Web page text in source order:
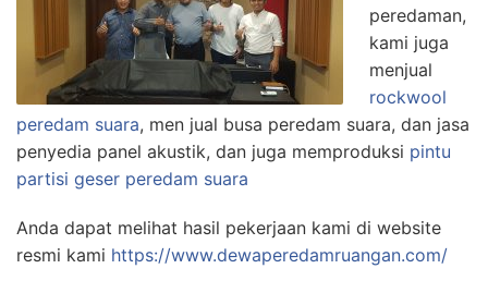
peredaman,
kami juga
menjual
rockwool
peredam suara, men jual busa peredam suara, dan jasa
penyedia panel akustik, dan juga memproduksi pintu
partisi geser peredam suara
Anda dapat melihat hasil pekerjaan kami di website
resmi kami https://www.dewaperedamruangan.com/